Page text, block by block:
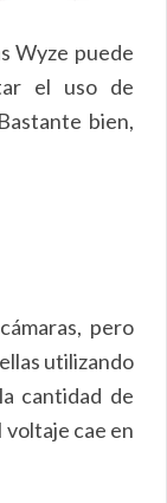
Wyze puede
el uso de
bien,
pero
utilizando
cantidad de
voltaje cae en